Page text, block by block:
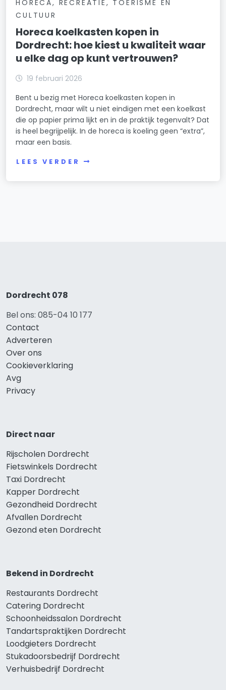
HORECA, RECREATIE, TOERISME EN
CULTUUR
Horeca koelkasten kopen in
Dordrecht: hoe kiest u kwaliteit waar
u elke dag op kunt vertrouwen?
19 februari 2026
Bent u bezig met Horeca koelkasten kopen in
Dordrecht, maar wilt u niet eindigen met een koelkast
die op papier prima lijkt en in de praktijk tegenvalt? Dat
is heel begrijpelijk. In de horeca is koeling geen “extra”,
maar een basis.
LEES VERDER
Dordrecht 078
Bel ons: 085-04 10 177
Contact
Adverteren
Over ons
Cookieverklaring
Avg
Privacy
Direct naar
Rijscholen Dordrecht
Fietswinkels Dordrecht
Taxi Dordrecht
Kapper Dordrecht
Gezondheid Dordrecht
Afvallen Dordrecht
Gezond eten Dordrecht
Bekend in Dordrecht
Restaurants Dordrecht
Catering Dordrecht
Schoonheidssalon Dordrecht
Tandartspraktijken Dordrecht
Loodgieters Dordrecht
Stukadoorsbedrijf Dordrecht
Verhuisbedrijf Dordrecht